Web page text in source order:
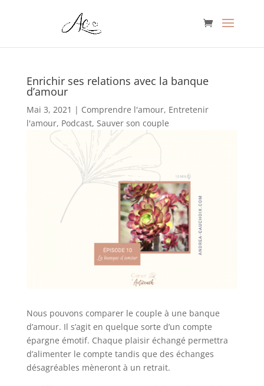
Enrichir ses relations avec la banque
d’amour
Mai 3, 2021 | Comprendre l'amour, Entretenir
l'amour, Podcast, Sauver son couple
Nous pouvons comparer le couple à une banque
d’amour. Il s’agit en quelque sorte d’un compte
épargne émotif. Chaque plaisir échangé permettra
d’alimenter le compte tandis que des échanges
désagréables mèneront à un retrait.